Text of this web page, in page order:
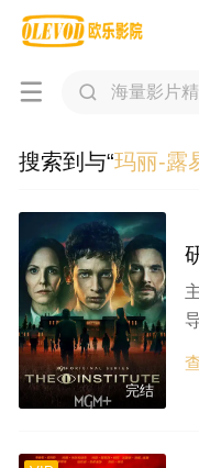
 
搜索到与“玛丽-露
完结